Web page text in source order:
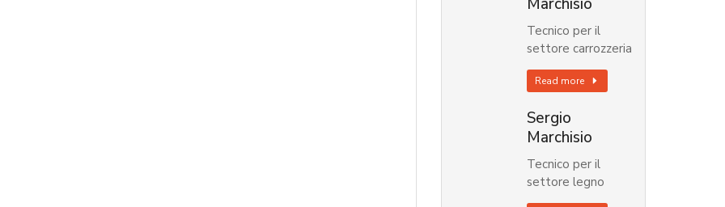
Marchisio
Tecnico per il
settore carrozzeria
Read more
Sergio
Marchisio
Tecnico per il
settore legno